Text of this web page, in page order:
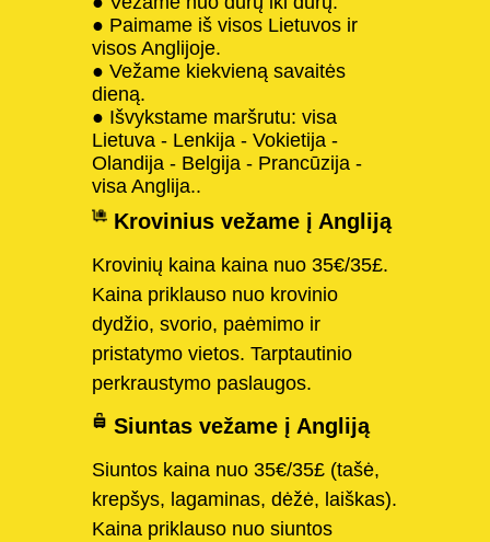
● Paimame iš visos Lietuvos ir
visos Anglijoje.
● Vežame kiekvieną savaitės
dieną.
● Išvykstame maršrutu: visa
Lietuva - Lenkija - Vokietija -
Olandija - Belgija - Prancūzija -
visa Anglija..
Krovinius vežame į Angliją
Krovinių kaina kaina nuo 35€/35£.
Kaina priklauso nuo krovinio
dydžio, svorio, paėmimo ir
pristatymo vietos. Tarptautinio
perkraustymo paslaugos.
Siuntas vežame į Angliją
Siuntos kaina nuo 35€/35£ (tašė,
krepšys, lagaminas, dėžė, laiškas).
Kaina priklauso nuo siuntos